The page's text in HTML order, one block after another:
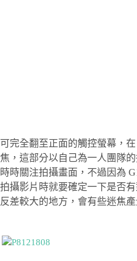
可完全翻至正面的觸控螢幕，
焦，這部分以自己為一人團隊
時時關注拍攝畫面，不過因為
拍攝影片時就要確定一下是否
反差較大的地方，會有些迷焦產